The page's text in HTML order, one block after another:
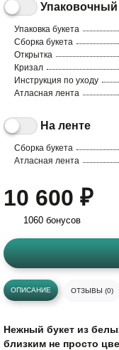
Упаковка букета
Сборка букета
Открытка
Кризал
Инструкция по уходу
Атласная лента
На ленте
Сборка букета
Атласная лента
10 600 ₽
1060 бонусов
ОПИСАНИЕ ОТЗЫВЫ (0)
Нежный букет из
близким не просто